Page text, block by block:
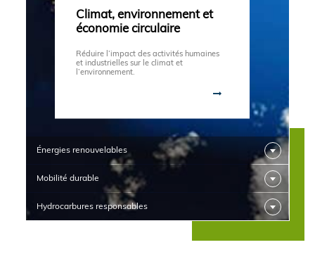
Climat, environnement et
économie circulaire
Réduire l’impact des activités humaines
et industrielles sur le climat et
l’environnement.
Énergies renouvelables
Mobilité durable
Hydrocarbures responsables